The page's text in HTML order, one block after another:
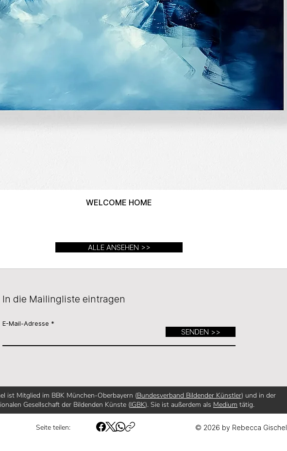
WELCOME HOME
ALLE ANSEHEN >>
In die Mailingliste eintragen
E-Mail-Adresse
SENDEN >>
ist Mitglied im BBK München-Oberbayern (Bundesverband Bildender Künstler) und in der
Gesellschaft der Bildenden Künste (IGBK). Sie ist außerdem als Medium tätig.
Seite teilen: © 2026 by Rebecca Gischel